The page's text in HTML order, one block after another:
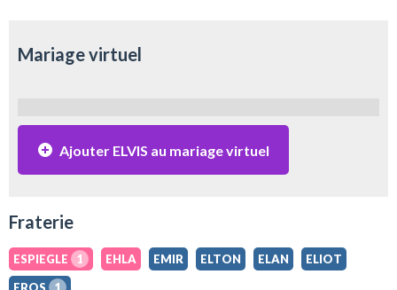
Mariage virtuel
Ajouter ELVIS au mariage virtuel
Fraterie
ESPIEGLE 1 EHLA EMIR ELTON ELAN
ELIOT